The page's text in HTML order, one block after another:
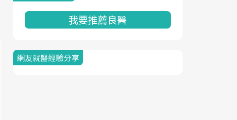
我要推薦良醫
網友就醫經驗分享